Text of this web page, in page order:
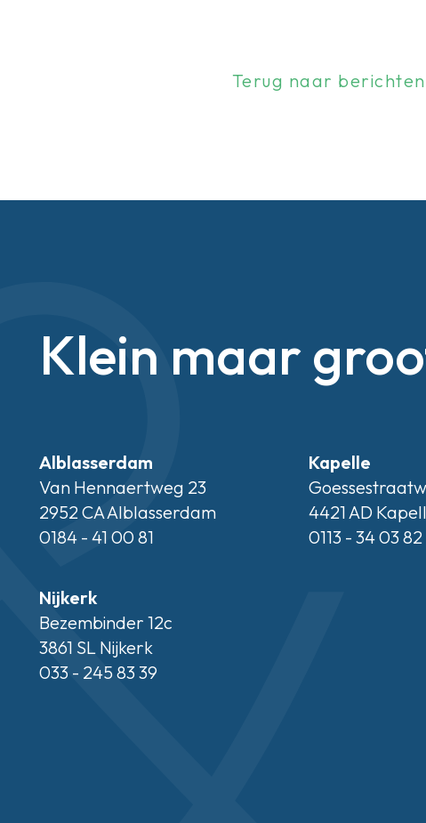
Terug naar berichten
Klein maar
Alblasserdam
Van Hennaertweg 23
2952 CA Alblasserdam
0184 - 41 00 81
Kapelle
4421 AD
0113 - 34 03 82
Nijkerk
Bezembinder 12c
3861 SL Nijkerk
033 - 245 83 39